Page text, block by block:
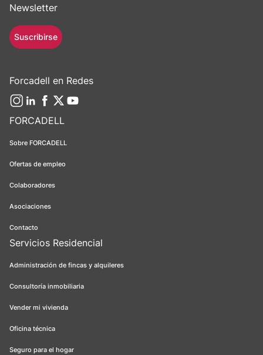
FORCADELL
Sobre FORCADELL
Ofertas de empleo
Colaboradores
Asociaciones
Contacto
Servicios Residencial
Administración de fincas y alquileres
Consultoría inmobiliaria
Vender mi vivienda
Oficina técnica
Seguro para el hogar
Newsletter
Suscribirse
Forcadell en Redes